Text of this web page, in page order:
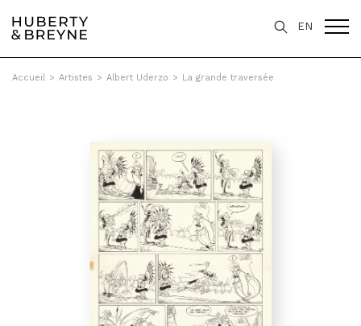
EN
Accueil > Artistes > Albert Uderzo > La grande traversée